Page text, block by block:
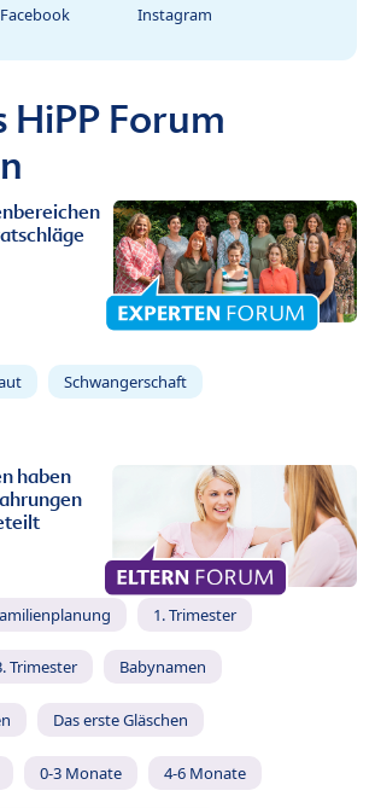
Facebook Instagram
HiPP Forum
Schwangerschaft
haben
1. Trimester
Trimester Babynamen
Das erste Gläschen
0-3 Monate 4-6 Monate